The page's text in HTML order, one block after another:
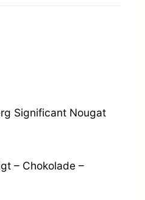
Significant Nougat
– Chokolade –